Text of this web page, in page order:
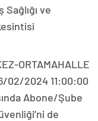
ve
ORTAMAHALLE
02/2024 11:00:00
Abone/Şube
de